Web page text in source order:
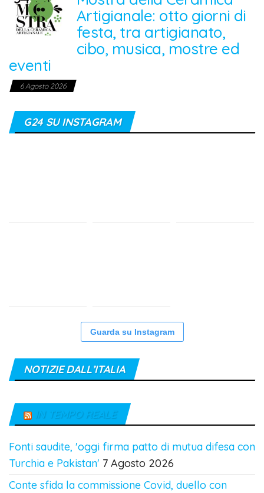
Artigianale: otto giorni di
festa, tra artigianato,
cibo, musica, mostre ed
eventi
6 Agosto 2026
G24 SU INSTAGRAM
Guarda su Instagram
NOTIZIE DALL’ITALIA
IN TEMPO REALE
Fonti saudite, 'oggi firma patto di mutua difesa con
Turchia e Pakistan' 7 Agosto 2026
Conte sfida la commissione Covid, duello con